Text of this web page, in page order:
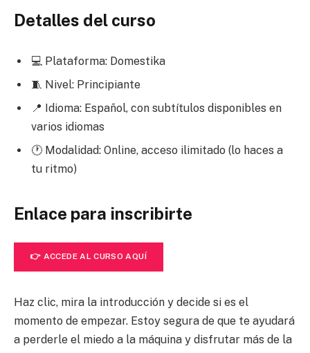
Detalles del curso
💻 Plataforma: Domestika
🧵 Nivel: Principiante
📍 Idioma: Español, con subtítulos disponibles en
varios idiomas
🕐 Modalidad: Online, acceso ilimitado (lo haces a
tu ritmo)
Enlace para inscribirte
👉 ACCEDE AL CURSO AQUÍ
Haz clic, mira la introducción y decide si es el
momento de empezar. Estoy segura de que te ayudará
a perderle el miedo a la máquina y disfrutar más de la